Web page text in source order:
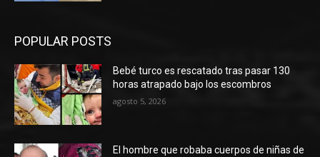
POPULAR POSTS
Bebé turco es rescatado tras pasar 130
horas atrapado bajo los escombros
agosto 5, 2026
El hombre que robaba cuerpos de niñas de